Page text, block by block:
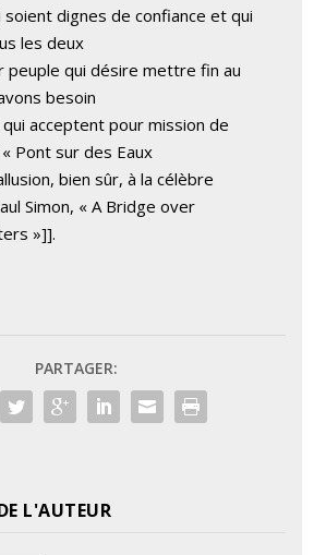
dignes de confiance et qui
les deux
peuple qui désire mettre fin au
besoin
acceptent pour mission de
Pont sur des Eaux
bien sûr, à la célèbre
Simon, « A Bridge over
»]].
PARTAGER:
L'AUTEUR